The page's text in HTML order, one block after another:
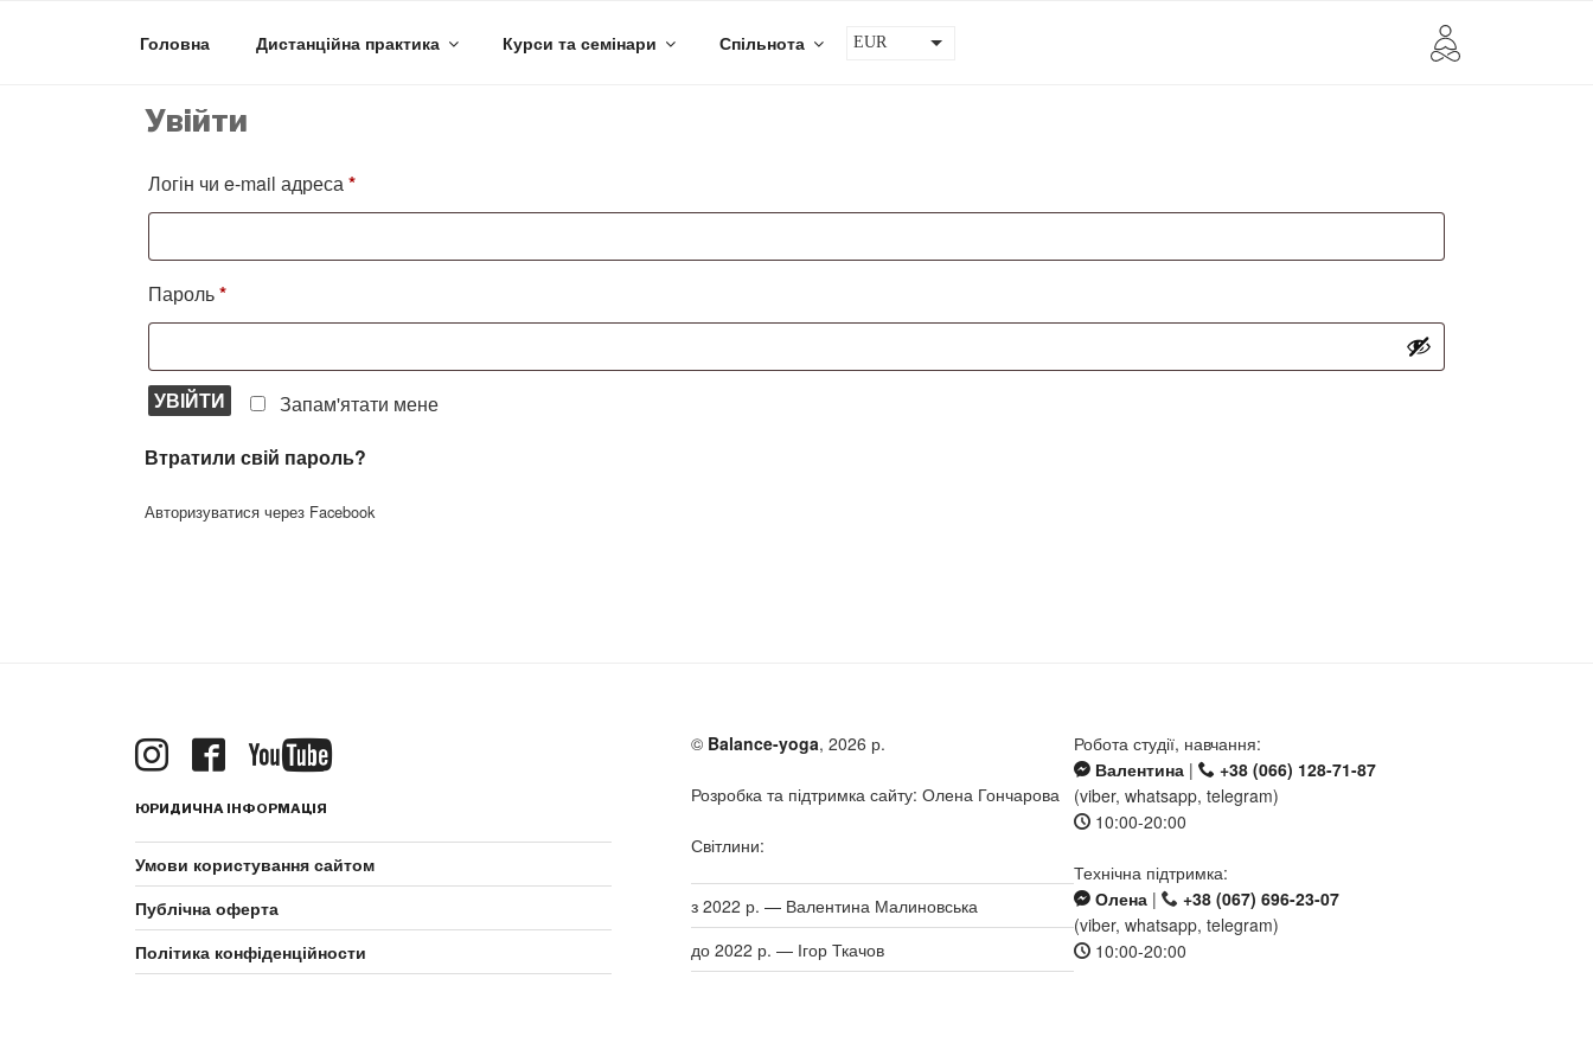
Головна Дистанційна практика Курси та семінари Спільнота
EUR
Увійти
Логін чи e-mail адреса *
Пароль*
Запам'ятати мене
УВІЙТИ
Втратили свій пароль?
Авторизуватися через Facebook
ЮРИДИЧНА ІНФОРМАЦІЯ
Умови користування сайтом
Публічна оферта
Політика конфіденційности
© Balance-yoga, 2026 р.
Розробка та підтримка сайту: Олена Гончарова
Світлини:
з 2022 р. — Валентина Малиновська
до 2022 р. — Ігор Ткачов
Робота студії, навчання:
Валентина |
+38 (066) 128-71-87
(viber, whatsapp, telegram)
10:00-20:00
Технічна підтримка:
Олена |
+38 (067) 696-23-07
(viber, whatsapp, telegram)
10:00-20:00